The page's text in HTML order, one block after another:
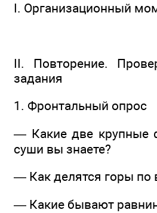
I. Организационный
II. Повторение.
задания
1. Фронтальный опрос
— Какие две крупные
суши вы знаете?
— Как делятся горы по
— Какие бывают